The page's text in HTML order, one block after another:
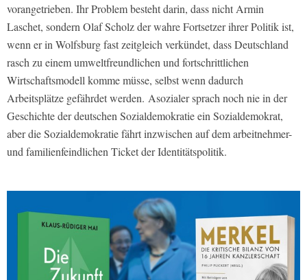
vorangetrieben. Ihr Problem besteht darin, dass nicht Armin
Laschet, sondern Olaf Scholz der wahre Fortsetzer ihrer Politik ist,
wenn er in Wolfsburg fast zeitgleich verkündet, dass Deutschland
rasch zu einem umweltfreundlichen und fortschrittlichen
Wirtschaftsmodell komme müsse, selbst wenn dadurch
Arbeitsplätze gefährdet werden. Asozialer sprach noch nie in der
Geschichte der deutschen Sozialdemokratie ein Sozialdemokrat,
aber die Sozialdemokratie fährt inzwischen auf dem arbeitnehmer-
und familienfeindlichen Ticket der Identitätspolitik.